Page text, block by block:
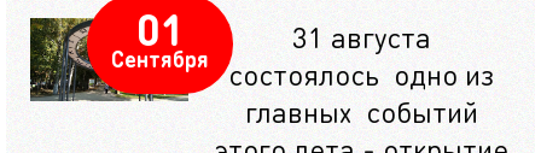
01
Сентября
31 августа
состоялось одно из
главных событий